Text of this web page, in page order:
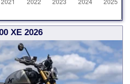
XE 2026